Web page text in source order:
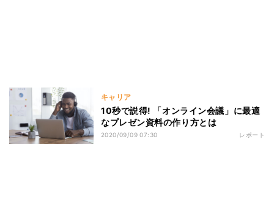
キャリア
10秒で説得! 「オンライン会議」に最適
なプレゼン資料の作り方とは
2020/09/09 07:30 レポート